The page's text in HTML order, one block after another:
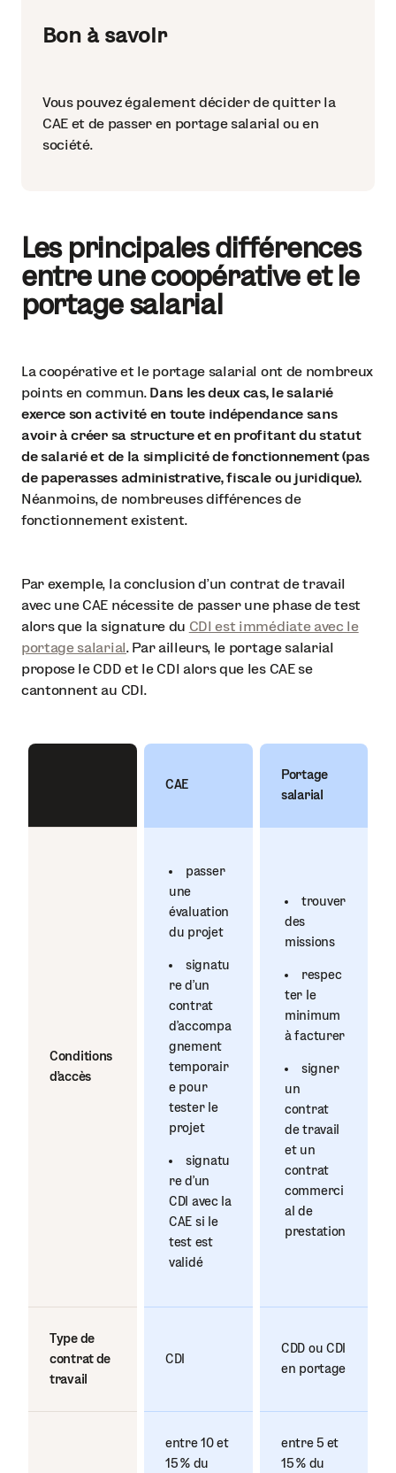
Bon à savoir
Vous pouvez également décider de quitter la
CAE et de passer en portage salarial ou en
société.
Les principales différences
entre une coopérative et le
portage salarial
La coopérative et le portage salarial ont de nombreux
points en commun. Dans les deux cas, le salarié
exerce son activité en toute indépendance sans
avoir à créer sa structure et en profitant du statut
de salarié et de la simplicité de fonctionnement (pas
de paperasses administrative, fiscale ou juridique).
Néanmoins, de nombreuses différences de
fonctionnement existent.
Par exemple, la conclusion d’un contrat de travail
avec une CAE nécessite de passer une phase de test
alors que la signature du CDI est immédiate avec le
portage salarial. Par ailleurs, le portage salarial
propose le CDD et le CDI alors que les CAE se
cantonnent au CDI.
CAE
Portage
salarial
Conditions
d'accès
passer
une
évaluation
du projet
signatu
re d'un
contrat
d'accompa
gnement
temporair
e pour
tester le
projet
signatu
re d'un
CDI avec la
CAE si le
test est
validé
trouver
des
missions
respec
ter le
minimum
à facturer
signer
un
contrat
de travail
et un
contrat
commerci
al de
prestation
Type de
contrat de
travail
CDI
CDD ou CDI
en portage
entre 10 et
15 % du
entre 5 et
15 % du